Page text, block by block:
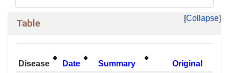
Collapse
Table
Disease Date Summary
Original